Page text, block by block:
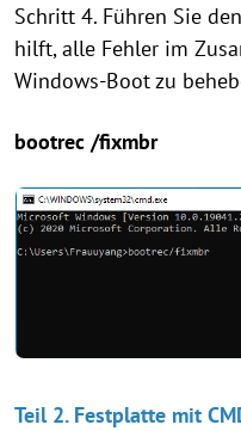
Schritt 4. Führen Sie
hilft, alle Fehler im
Windows-Boot zu
bootrec /fixmbr
Teil 2. Festplatte mit